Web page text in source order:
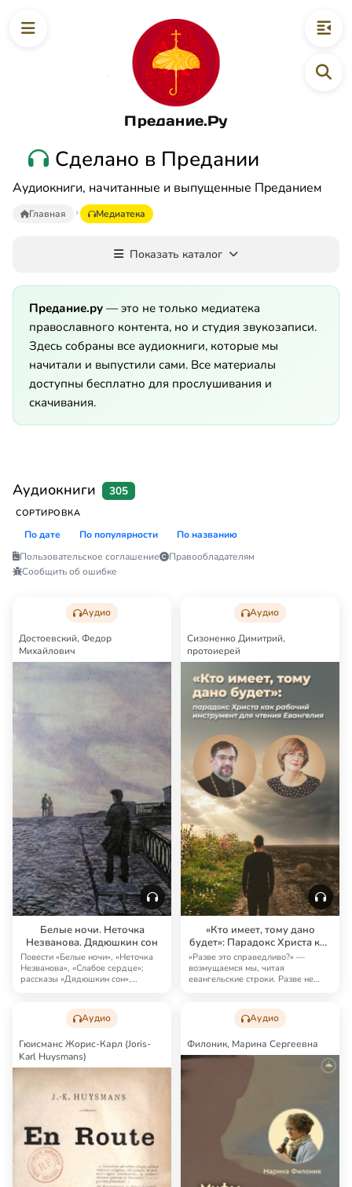
Предание.Ру
Сделано в Предании
Аудиокниги, начитанные и выпущенные Преданием
Главная Медиатека
Показать каталог
Предание.ру — это не только медиатека
православного контента, но и студия звукозаписи.
Здесь собраны все аудиокниги, которые мы
начитали и выпустили сами. Все материалы
доступны бесплатно для прослушивания и
скачивания.
Аудиокниги 305
СОРТИРОВКА
По дате По популярности
По названию
Пользовательское соглашение
Правообладателям
Сообщить об ошибке
Аудио
Достоевский, Федор
Михайлович
Белые ночи. Неточка
Незванова. Дядюшкин сон
Повести «Белые ночи», «Неточка
Незванова», «Слабое сердце»;
рассказы «Дядюшкин сон»,
Аудио
Сизоненко Димитрий,
протоиерей
«Кто имеет, тому дано
будет»: Парадокс Христа как
рабочий инструмент для
чтения Евангелия
«Разве это справедливо?» —
возмущаемся мы, читая
евангельские строки. Разве не
Аудио
Гюисманс Жорис-Карл (Joris-
Karl Huysmans)
Аудио
Филоник, Марина Сергеевна